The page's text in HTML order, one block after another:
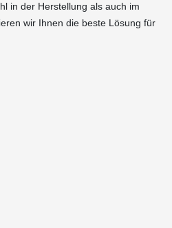
in der Herstellung als auch im
wir Ihnen die beste Lösung für